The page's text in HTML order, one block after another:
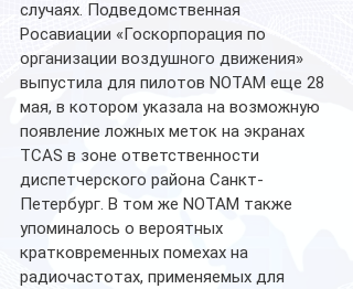
случаях. Подведомственная
Росавиации «Госкорпорация по
организации воздушного движения»
выпустила для пилотов NOTAM еще 28
мая, в котором указала на возможную
появление ложных меток на экранах
TCAS в зоне ответственности
диспетчерского района Санкт-
Петербург. В том же NOTAM также
упоминалось о вероятных
кратковременных помехах на
радиочастотах, применяемых для